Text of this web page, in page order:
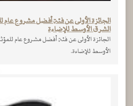
الجائزة الأولى عن فئة أفضل مشروع عام
الشرق الأوسط للإضاءة
الجائزة الأولى عن فئة أفضل مشروع عام
الأوسط للإضاءة.